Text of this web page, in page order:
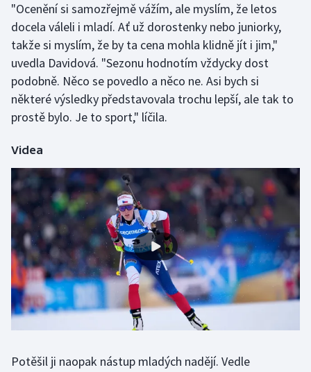
Jezdectví
Judo
Krasobruslení
Lezení
Lyže a snowboard
Moderní pětiboj
Motorsport
Olympijské hry
Parasport
Plavání
"Ocenění si samozřejmě vážím, ale myslím, že letos
docela váleli i mladí. Ať už dorostenky nebo juniorky,
takže si myslím, že by ta cena mohla klidně jít i jim,"
uvedla Davidová. "Sezonu hodnotím vždycky dost
podobně. Něco se povedlo a něco ne. Asi bych si
některé výsledky představovala trochu lepší, ale tak to
prostě bylo. Je to sport," líčila.
Videa
Potěšil ji naopak nástup mladých nadějí. Vedle